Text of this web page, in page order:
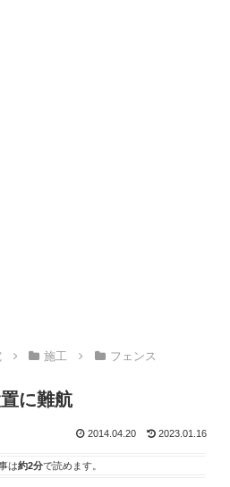
施工 フェンス
に難航
2014.04.20 2023.01.16
は約2分で読めます。